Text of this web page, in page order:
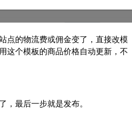
点的物流费或佣金变了，直接改模
这个模板的商品价格自动更新，不
，最后一步就是发布。